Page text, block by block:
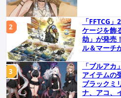
「FFTCG
ケージを飾
劫」が発売
ル＆マーチ
「ブルア
アイテムの
ブラックミ
ナ、アコ、